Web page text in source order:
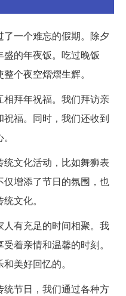
一个难忘的假期。除夕
的年夜饭。吃过晚饭
个夜空熠熠生辉。
拜年祝福。我们拜访亲
福。同时，我们还收到
文化活动，比如舞狮表
增添了节日的氛围，也
文化。
有充足的时间相聚。我
着亲情和温馨的时刻。
美好回忆的。
节日，我们通过各种方